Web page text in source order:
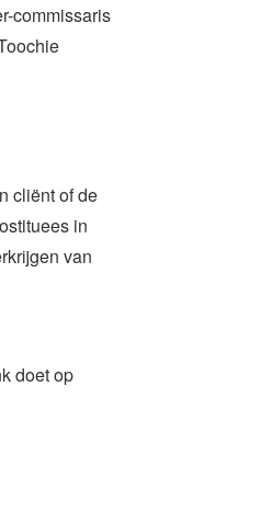
commissaris
cliënt of de
in
van
doet op